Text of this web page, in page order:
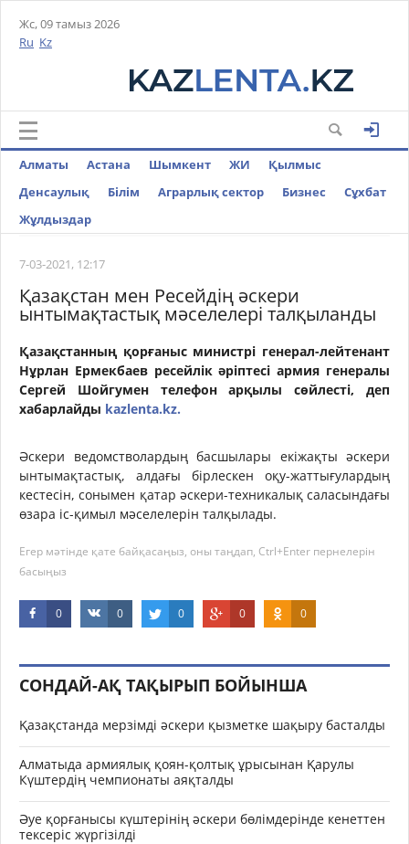
Жс, 09 тамыз 2026
Ru Kz
Алматы Астана Шымкент ЖИ
Қылмыс
Денсаулық
Білім Аграрлық сектор Бизнес
Cұхбат
Жұлдыздар
7-03-2021, 12:17
Қазақстан мен Ресейдің әскери
ынтымақтастық мәселелері талқыланды
Қазақстанның қорғаныс министрі генерал-лейтенант
Нұрлан Ермекбаев ресейлік әріптесі армия генералы
Сергей Шойгумен телефон арқылы сөйлесті, деп
хабарлайды kazlenta.kz.
Әскери ведомстволардың басшылары екіжақты әскери
ынтымақтастық, алдағы бірлескен оқу-жаттығулардың
кестесін, сонымен қатар әскери-техникалық саласындағы
өзара іс-қимыл мәселелерін талқылады.
Егер мәтінде қате байқасаңыз, оны таңдап, Ctrl+Enter пернелерін
басыңыз
0 0 0 0 0
СОНДАЙ-АҚ ТАҚЫРЫП БОЙЫНША
Қазақстанда мерзімді әскери қызметке шақыру басталды
Алматыда армиялық қоян-қолтық ұрысынан Қарулы
Күштердің чемпионаты аяқталды
Әуе қорғанысы күштерінің әскери бөлімдерінде кенеттен
тексеріс жүргізілді